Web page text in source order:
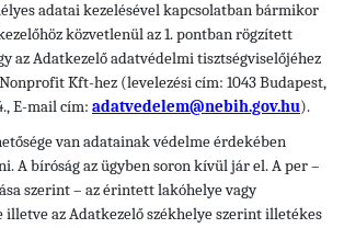
adatai kezelésével kapcsolatban bármikor
közvetlenül az 1. pontban rögzített
az Adatkezelő adatvédelmi tisztségviselőjéhez
Kft-hez (levelezési cím: 1043 Budapest,
E-mail cím: adatvedelem@nebih.gov.hu).
van adatainak védelme érdekében
A bíróság az ügyben soron kívül jár el. A per –
szerint – az érintett lakóhelye vagy
illetve az Adatkezelő székhelye szerint illetékes